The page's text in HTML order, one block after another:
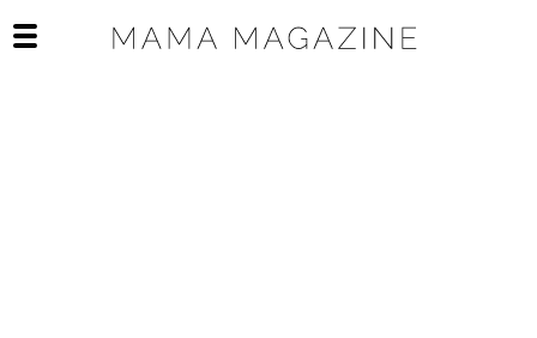
Open het mobiele menu